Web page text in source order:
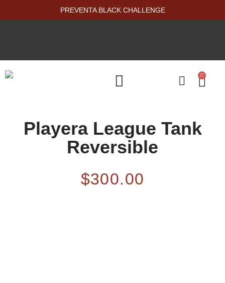
PREVENTA BLACK CHALLENGE
0
Playera League Tank
Reversible
$300.00